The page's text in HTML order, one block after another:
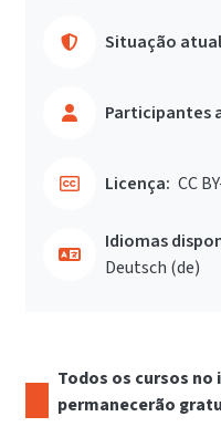
Situação
Participantes
Licença: CC
Idiomas
Deutsch ‎(de)‎
Todos os cursos no
permanecerão